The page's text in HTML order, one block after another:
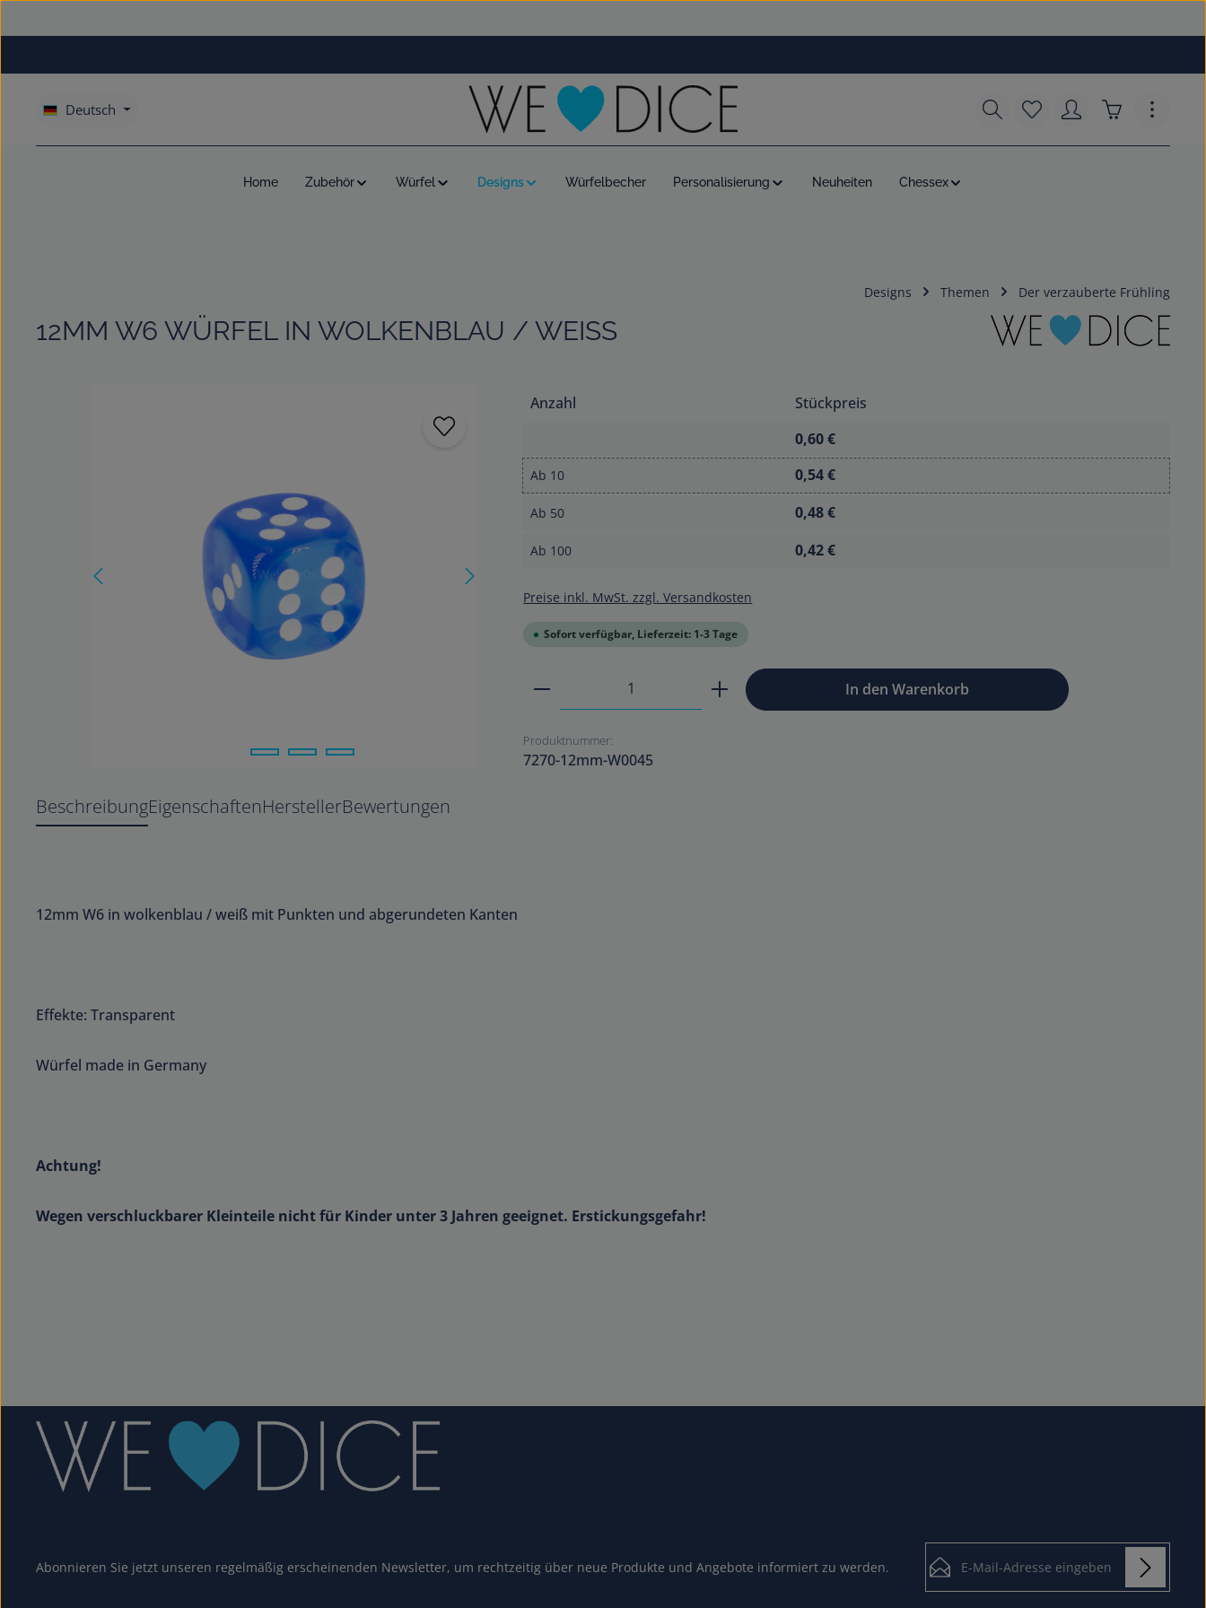
Deutsch Du hast 0 Produkte auf
Warenkorb
Home Zubehör Würfel Designs Würfelbecher Personalisierung Neuheiten Chessex
Designs Themen Der verzauberte Frühling
12MM W6 WÜRFEL IN WOLKENBLAU / WEISS
Anzahl
Stückpreis
0,60 €
Ab 10 0,54 €
Ab 50 0,48 €
Ab 100 0,42 €
Preise inkl. MwSt. zzgl. Versandkosten
Sofort verfügbar, Lieferzeit: 1-3 Tage
Produkt Anzahl: Gib den gewünschten Wert ein oder benutze
In den Warenkorb
Produktnummer:
7270-12mm-W0045
BeschreibungEigenschaftenHerstellerBewertungen
12mm W6 in wolkenblau / weiß mit Punkten und abgerundeten Kanten
Effekte: Transparent
Würfel made in Germany
Achtung!
Wegen verschluckbarer Kleinteile nicht für Kinder unter 3 Jahren geeignet. Erstickungsgefahr!
Abonnieren Sie jetzt unseren regelmäßig erscheinenden Newsletter, um rechtzeitig über neue Produkte und Angebote informiert zu werden.